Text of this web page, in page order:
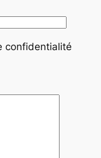
confidentialité